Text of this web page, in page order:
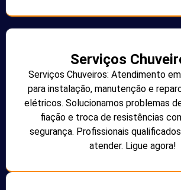
Serviços
Serviços Chuveiros: Atendimento
para instalação, manutenção e
elétricos. Solucionamos problemas
fiação e troca de resistências
segurança. Profissionais
atender. Ligue agora!